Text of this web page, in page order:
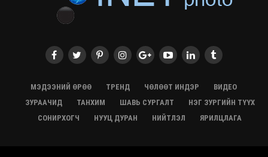
20/07/2026, 19:22
20/07/2026, 19:21
хийхээр хүрэлцэн ирлээ
Испанийн шигшээ баг ДАШТ-д хоёр дахь удаагаа
МЭДЭЭНИЙ ӨРӨӨ ТРЕНД ЧӨЛӨӨТ ИНДЭР
ВИДЕО
ЗУРААЧИД
ТАНХИМ ШАВЬ СУРГАЛТ
НЭГ ЗУРГИЙН ТҮҮХ
СОНИРХОГЧ
НУУЦ ДУРАН НИЙТЛЭЛ ЯРИЛЦЛАГА